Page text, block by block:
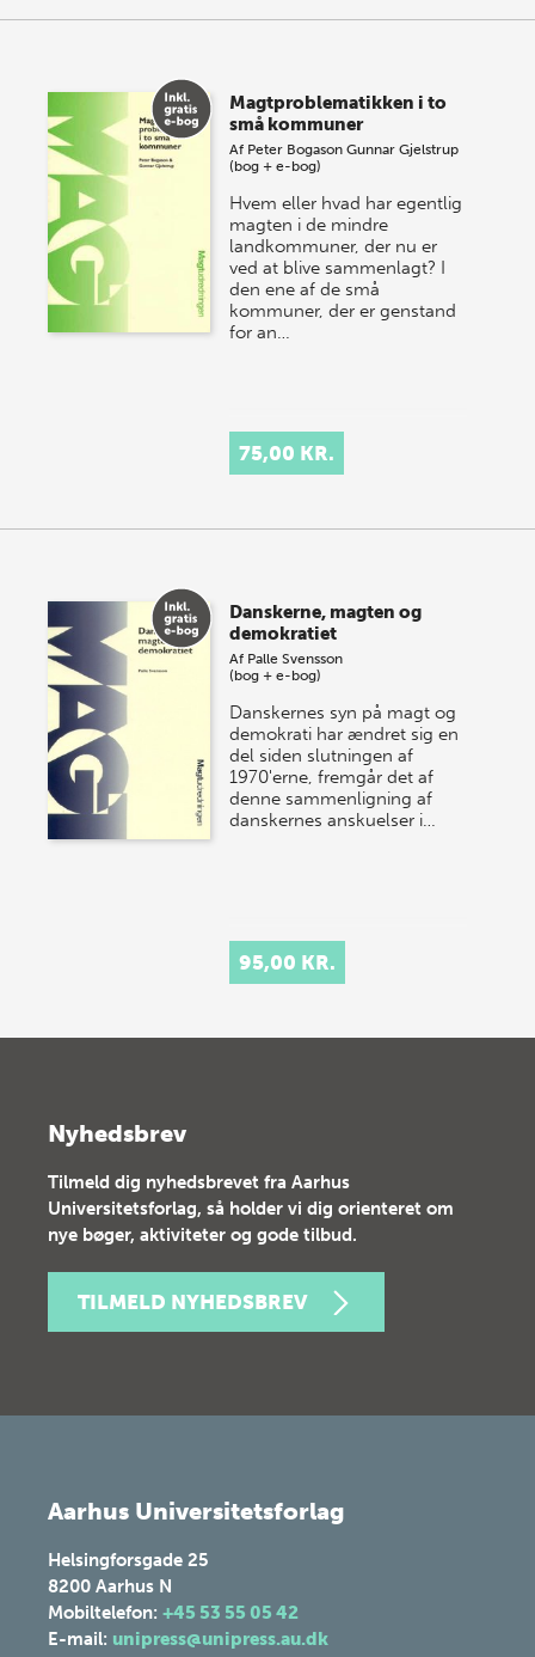
Magtproblematikken i to
små kommuner
Af Peter Bogason Gunnar Gjelstrup
(bog + e-bog)
Hvem eller hvad har egentlig
magten i de mindre
landkommu­ner, der nu er
ved at blive sammenlagt? I
den ene af de små
kommuner, der er genstand
for an…
75,00 KR.
Danskerne, magten og
demokratiet
Af Palle Svensson
(bog + e-bog)
Danskernes syn på magt og
demokrati har ændret sig en
del siden slutningen af
1970'erne, fremgår det af
denne sammenligning af
danskernes anskuelser i…
95,00 KR.
Nyhedsbrev
Tilmeld dig nyhedsbrevet fra Aarhus
Universitetsforlag, så holder vi dig orienteret om
nye bøger, aktiviteter og gode tilbud.
TILMELD NYHEDSBREV
Aarhus Universitetsforlag
Helsingforsgade 25
8200 Aarhus N
Mobiltelefon: +45 53 55 05 42
E-mail: unipress@unipress.au.dk